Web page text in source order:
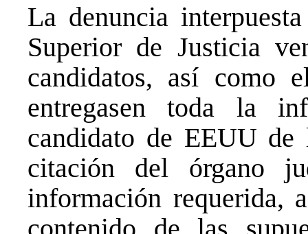
La denuncia
Superior de Justicia
candidatos, así como
entregasen toda la
candidato de EEUU
citación del órgano
información requerida,